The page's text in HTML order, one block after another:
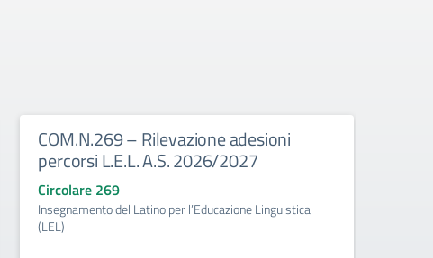
COM.N.269 – Rilevazione adesioni
percorsi L.E.L. A.S. 2026/2027
Circolare 269
Insegnamento del Latino per l’Educazione Linguistica
(LEL)